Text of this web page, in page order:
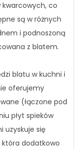
kwarcowych, co
są w różnych
i podnoszoną
z blatem.
blatu w kuchni i
oferujemy
(łączone pod
płyt spieków
uzyskuje się
która dodatkowo